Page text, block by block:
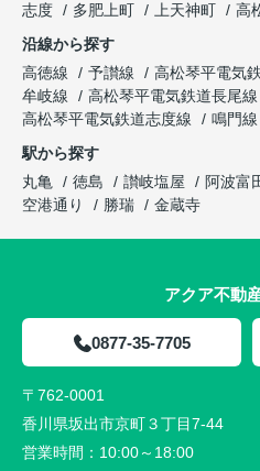
志度
多肥上町 上天神町
高
沿線から探す
高徳線
予讃線 高松琴平電気
牟岐線
高松琴平電気鉄道長尾線
高松琴平電気鉄道志度線
鳴門線
駅から探す
丸亀
徳島 讃岐塩屋 阿波富
空港通り
勝瑞 金蔵寺
アクア不動
0877-35-7705
〒762-0001
香川県坂出市京町３丁目7-44
営業時間： 10:00～18:00